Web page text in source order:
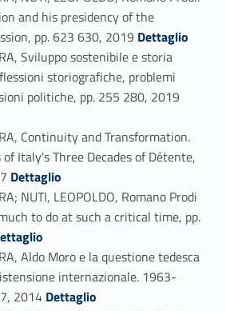
and his presidency of the
pp. 623 630, 2019 Link identifier #identifier_person_91477-16
Dettaglio
Sviluppo sostenibile e storia
storiografiche, problemi
politiche, pp. 255 280, 2019
Continuity and Transformation.
Italy's Three Decades of Détente,
Link identifier #identifier_person_62114-18
Dettaglio
NUTI, LEOPOLDO, Romano Prodi
to do at such a critical time, pp.
19
Aldo Moro e la questione tedesca
internazionale. 1963-
2014 Link identifier #identifier_person_5249-20
Dettaglio